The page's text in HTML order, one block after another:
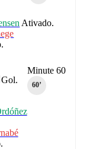
Ativado.
Minute 60
60‎’‎
Gol.